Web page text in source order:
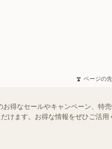
ページの
得なセールやキャンペーン、特
けます。お得な情報をぜひご活用